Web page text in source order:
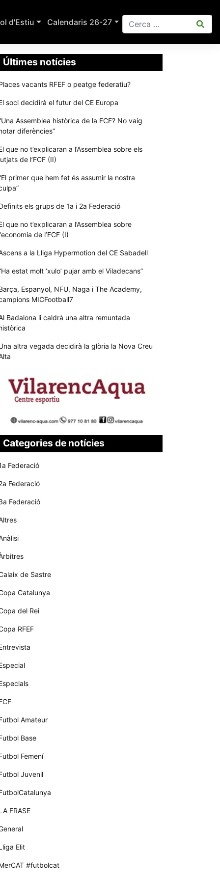
d'Estiu Calendaris 26-27
Últimes notícies
vacants RFEF o peatge federatiu?
soci decidirà el futur del CE Europa
Assemblea històrica de la FCF? No vaig
diferències”
que no t’explicaran a l’Assemblea sobre els
de l’FCF (II)
primer que hem fet és assumir la nostra
els grups de 1a i 2a Federació
que no t’explicaran a l’Assemblea sobre
de l’FCF (I)
a la Lliga Hypermotion del CE Sabadell
estat molt ‘xulo’ pujar amb el Viladecans”
Espanyol, NFU, Naga i The Academy,
MICFootball7
Badalona li caldrà una altra remuntada
altra vegada decidirà la glòria la Nova Creu
Categories de notícies
Federació
Federació
Federació
de Sastre
Catalunya
del Rei
RFEF
Amateur
Base
Femení
Juvenil
FRASE
Elit
#futbolcat